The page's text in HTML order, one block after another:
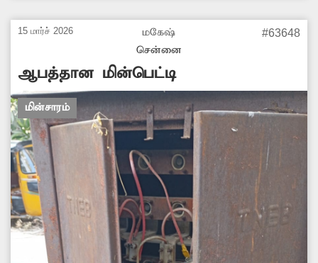
வழியாக செல்லும் பொதுமக்கள் அச்சத்துடனே
கடந்து செல்கின்றனர். சம்பந்தப்பட்ட மின்வாரிய
அதிகாரிகள் நடவடிக்கை எடுத்து மின்கம்பத்தை
சீரமைக்கவேண்டும்.
15 மார்ச் 2026
மகேஷ்
சென்னை
#63648
ஆபத்தான மின்பெட்டி
மின்சாரம்